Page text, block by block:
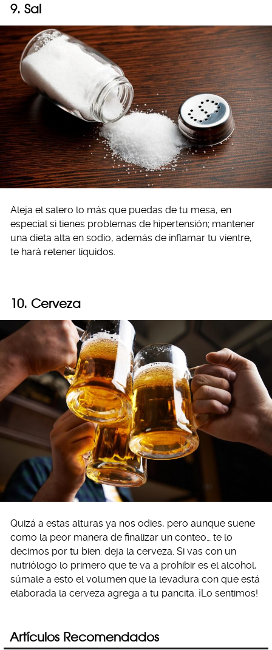
9. Sal
Aleja el salero lo más que puedas de tu mesa, en
especial si tienes problemas de hipertensión; mantener
una dieta alta en sodio, además de inflamar tu vientre,
te hará retener líquidos.
10. Cerveza
Quizá a estas alturas ya nos odies, pero aunque suene
como la peor manera de finalizar un conteo… te lo
decimos por tu bien: deja la cerveza. Si vas con un
nutriólogo lo primero que te va a prohibir es el alcohol,
súmale a esto el volumen que la levadura con que está
elaborada la cerveza agrega a tu pancita. ¡Lo sentimos!
Artículos Recomendados